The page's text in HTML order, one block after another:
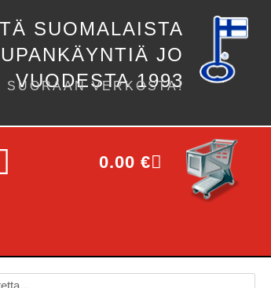
SUOMALAISTA
JO
VUODESTA 1993
SUORAAN VERKOSTA!
0.00€